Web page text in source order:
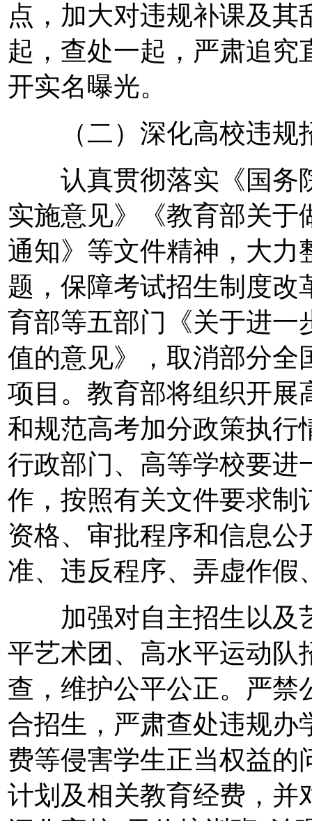
点，加大对违规补课及
起，查处一起，严肃追究
开实名曝光。
（二）深化高校违规
认真贯彻落实《国务
实施意见》《教育部关于
通知》等文件精神，大力
题，保障考试招生制度改
育部等五部门《关于进一
值的意见》，取消部分全
项目。教育部将组织开展
和规范高考加分政策执行
行政部门、高等学校要进
作，按照有关文件要求制
资格、审批程序和信息公
准、违反程序、弄虚作假
加强对自主招生以及
平艺术团、高水平运动队
查，维护公平公正。严禁
合招生，严肃查处违规办
费等侵害学生正当权益的
计划及相关教育经费，并